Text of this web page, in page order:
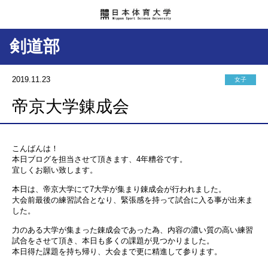
剣道部
2019.11.23 女子
帝京大学錬成会
こんばんは！
本日ブログを担当させて頂きます、4年糟谷です。
宜しくお願い致します。
本日は、帝京大学にて7大学が集まり錬成会が行われました。
大会前最後の練習試合となり、緊張感を持って試合に入る事が出来ま
した。
力のある大学が集まった錬成会であった為、内容の濃い質の高い練習
試合をさせて頂き、本日も多くの課題が見つかりました。
本日得た課題を持ち帰り、大会まで更に精進して参ります。